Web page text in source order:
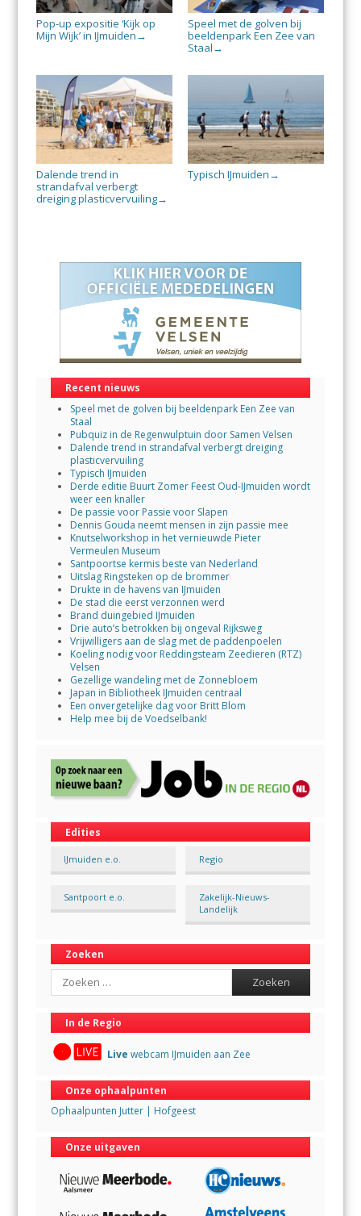
Pop-up expositie ‘Kijk op
Mijn Wijk’ in IJmuiden →
Speel met de golven bij
beeldenpark Een Zee van
Staal →
Dalende trend in
strandafval verbergt
dreiging plasticvervuiling→
Typisch IJmuiden →
Recent nieuws
Speel met de golven bij beeldenpark Een Zee van
Staal
Pubquiz in de Regenwulptuin door Samen Velsen
Dalende trend in strandafval verbergt dreiging
plasticvervuiling
Typisch IJmuiden
Derde editie Buurt Zomer Feest Oud-IJmuiden wordt
weer een knaller
De passie voor Passie voor Slapen
Dennis Gouda neemt mensen in zijn passie mee
Knutselworkshop in het vernieuwde Pieter
Vermeulen Museum
Santpoortse kermis beste van Nederland
Uitslag Ringsteken op de brommer
Drukte in de havens van IJmuiden
De stad die eerst verzonnen werd
Brand duingebied IJmuiden
Drie auto’s betrokken bij ongeval Rijksweg
Vrijwilligers aan de slag met de paddenpoelen
Koeling nodig voor Reddingsteam Zeedieren (RTZ)
Velsen
Gezellige wandeling met de Zonnebloem
Japan in Bibliotheek IJmuiden centraal
Een onvergetelijke dag voor Britt Blom
Help mee bij de Voedselbank!
Edities
IJmuiden e.o. Regio
Santpoort e.o.
Zakelijk-Nieuws-
Landelijk
Zoeken
Search
In de Regio
Live webcam IJmuiden aan Zee
Onze ophaalpunten
Ophaalpunten Jutter | Hofgeest
Onze uitgaven